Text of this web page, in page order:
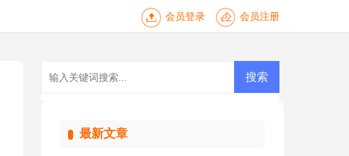
会员登录 会员注册
最新文章